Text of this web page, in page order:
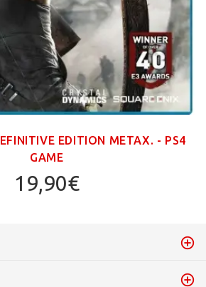
EDITION ΜΕΤΑΧ. - PS4
GAME
19,90€